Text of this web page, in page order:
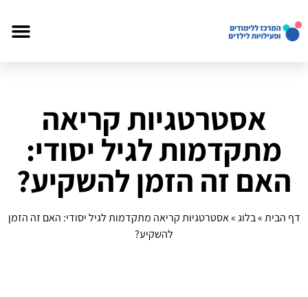
אסטרטגיות קריאה
מתקדמות לגיל יסודי:
האם זה הזמן להשקיע?
דף הבית»בלוג»אסטרטגיות קריאה מתקדמות לגיל יסודי: האם זה הזמן
להשקיע?